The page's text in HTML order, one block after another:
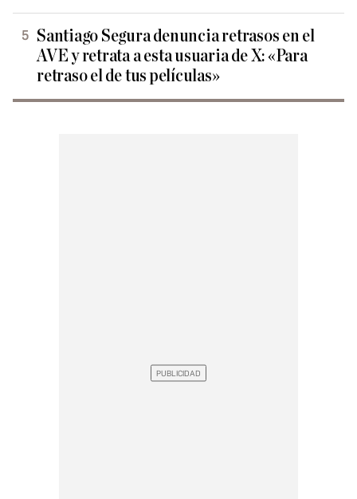
Santiago Segura denuncia retrasos en el
AVE y retrata a esta usuaria de X: «Para
retraso el de tus películas»